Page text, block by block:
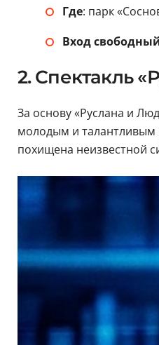
Где: парк
Вход
2. Спектакль
За основу «Руслана и
молодым и талантливым
похищена неизвестной